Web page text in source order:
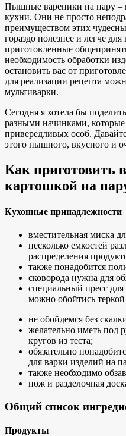
Пышные вареники на пару –
кухни. Они не просто
преимуществом этих
гораздо полезнее и легче
приготовленные
необходимость обработки
остановить вас от
для реализации рецепта
мультиварки.
Сегодня я хотела бы
разными начинками,
привередливых особ.
этого пышного, вкусного и
Как приготовить
картошкой на
Кухонные принадлежности
вместительная миска
несколько емкостей
распределения
также понадобится
сковорода нужна для
специальный пресс
можно обойтись
не обойдемся без
желательно иметь под
кругов из теста;
обязательно
для варки изделий на
также необходимо
нож и разделочная
Общий список
Продукты